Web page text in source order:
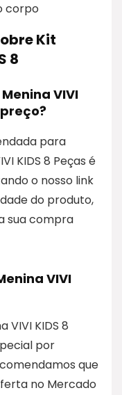
corpo
Kit
8
VIVI
para
KIDS 8 Peças é
o nosso link
do produto,
sua compra
VIVI
VIVI KIDS 8
por
que
no Mercado